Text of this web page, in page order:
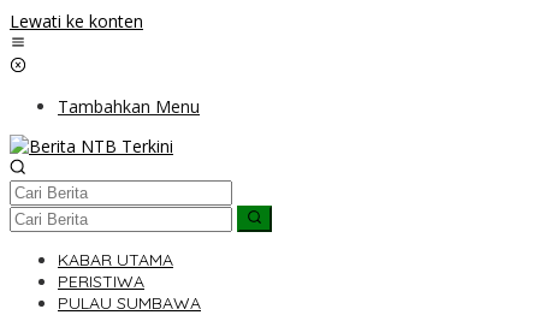
Lewati ke konten
Tambahkan Menu
KABAR UTAMA
PERISTIWA
PULAU SUMBAWA